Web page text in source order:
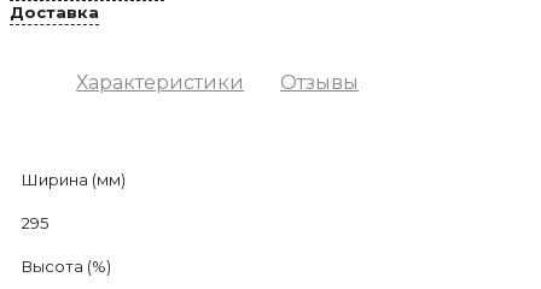
Доставка
Характеристики Отзывы
Ширина (мм)
295
Высота (%)